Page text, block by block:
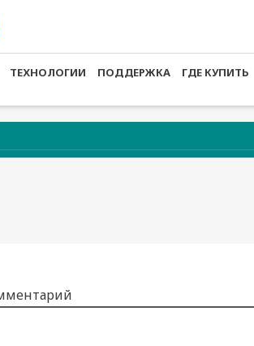
ТЕХНОЛОГИИ ПОДДЕРЖКА ГДЕ КУПИТЬ